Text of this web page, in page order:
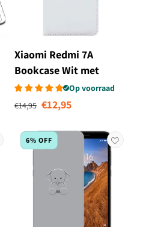
Xiaomi Redmi 7A
Bookcase Wit met
PasjeshouderOp voorraad
Normale prijs
€14,95 €12,95
6% OFF